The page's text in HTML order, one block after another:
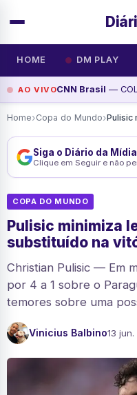
HOME DM PLAY
AO VIVOCNN Brasil — COLÔMBIA
Home›Copa do Mundo›
Siga o Diário da
Clique em Seguir e não
COPA DO MUNDO
Pulisic minimiza
substituído na
Christian Pulisic — Em
por 4 a 1 sobre o
temores sobre uma
Vinicius Balbino13